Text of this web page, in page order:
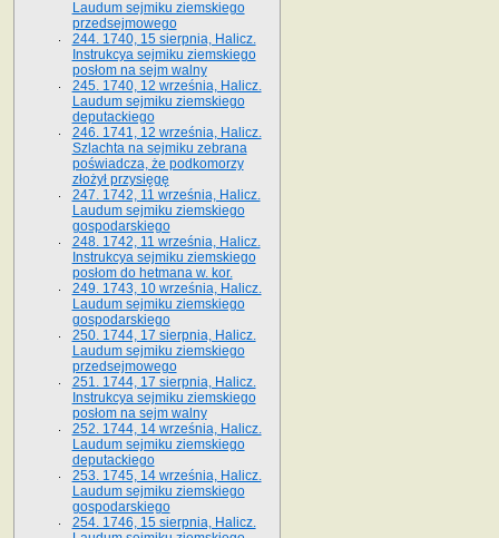
Laudum sejmiku ziemskiego
przedsejmowego
244. 1740, 15 sierpnia, Halicz.
Instrukcya sejmiku ziemskiego
posłom na sejm walny
245. 1740, 12 września, Halicz.
Laudum sejmiku ziemskiego
deputackiego
246. 1741, 12 września, Halicz.
Szlachta na sejmiku zebrana
poświadcza, że podkomorzy
złożył przysięgę
247. 1742, 11 września, Halicz.
Laudum sejmiku ziemskiego
gospodarskiego
248. 1742, 11 września, Halicz.
Instrukcya sejmiku ziemskiego
posłom do hetmana w. kor.
249. 1743, 10 września, Halicz.
Laudum sejmiku ziemskiego
gospodarskiego
250. 1744, 17 sierpnia, Halicz.
Laudum sejmiku ziemskiego
przedsejmowego
251. 1744, 17 sierpnia, Halicz.
Instrukcya sejmiku ziemskiego
posłom na sejm walny
252. 1744, 14 września, Halicz.
Laudum sejmiku ziemskiego
deputackiego
253. 1745, 14 września, Halicz.
Laudum sejmiku ziemskiego
gospodarskiego
254. 1746, 15 sierpnia, Halicz.